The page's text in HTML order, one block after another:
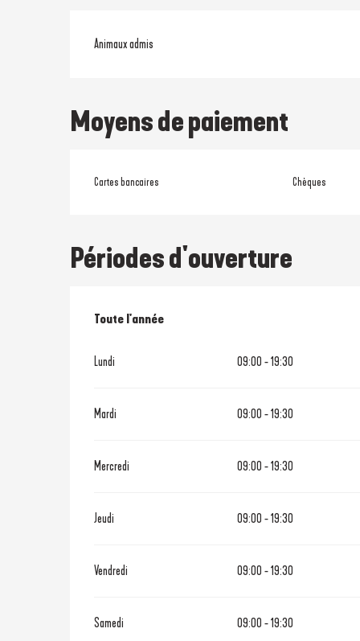
Animaux admis
Moyens de paiement
Cartes bancaires Chèques
Périodes d'ouverture
Toute l'année
Toute l'année
Lundi 09:00 - 19:30
Mardi 09:00 - 19:30
Mercredi 09:00 - 19:30
Jeudi 09:00 - 19:30
Vendredi 09:00 - 19:30
Samedi 09:00 - 19:30